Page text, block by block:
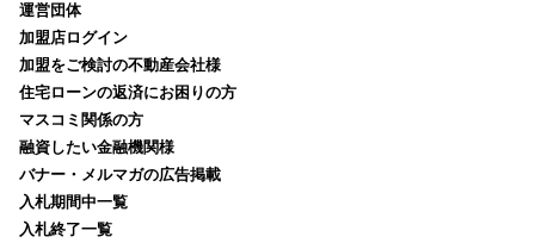
運営団体
加盟店ログイン
加盟をご検討の不動産会社様
住宅ローンの返済にお困りの方
マスコミ関係の方
融資したい金融機関様
バナー・メルマガの広告掲載
入札期間中一覧
入札終了一覧